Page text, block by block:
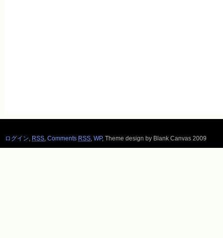
ログイン RSS Comments RSS WP, Theme design by Blank Canvas 2009